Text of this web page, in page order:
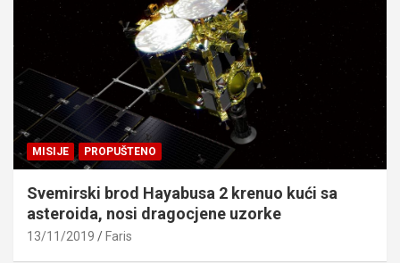
MISIJE PROPUŠTENO
Svemirski brod Hayabusa 2 krenuo kući sa
asteroida, nosi dragocjene uzorke
13/11/2019 Faris